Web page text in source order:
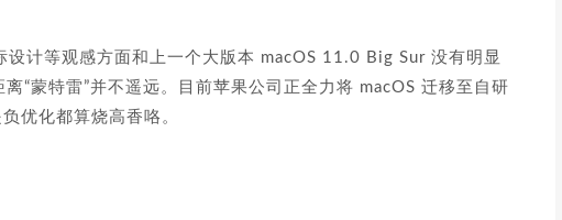
计等观感方面和上一个大版本 macOS 11.0 Big Sur 没有明显
“蒙特雷”并不遥远。目前苹果公司正全力将 macOS 迁移至自研
优化都算烧高香咯。